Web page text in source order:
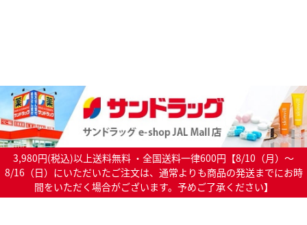
3,980円(税込)以上送料無料 ・全国送料一律600円【8/10（月）～
8/16（日）にいただいたご注文は、通常よりも商品の発送までにお時
間をいただく場合がございます。予めご了承ください】